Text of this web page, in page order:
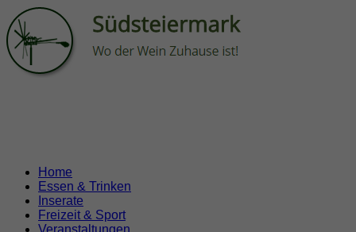
Home
Essen & Trinken
Inserate
Freizeit & Sport
Veranstaltungen